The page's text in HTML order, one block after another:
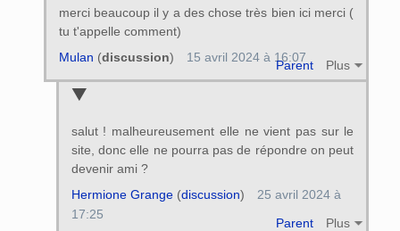
merci beaucoup il y a des chose très bien ici merci (
tu t'appelle comment)
Parent Plus
Mulan (discussion) 15 avril 2024 à 16:07
salut ! malheureusement elle ne vient pas sur le
site, donc elle ne pourra pas de répondre on peut
devenir ami ?
Parent Plus
Hermione Grange(discussion)
25 avril 2024 à
17:25